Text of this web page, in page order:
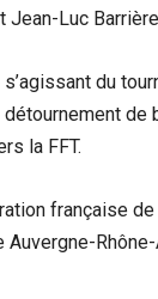
Jean-Luc
du
la FFT.
française